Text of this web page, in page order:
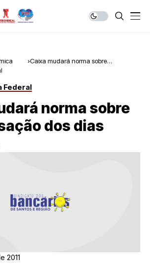
Caixa mudará norma sobre
Federal
norma sobre
dos dias
2011